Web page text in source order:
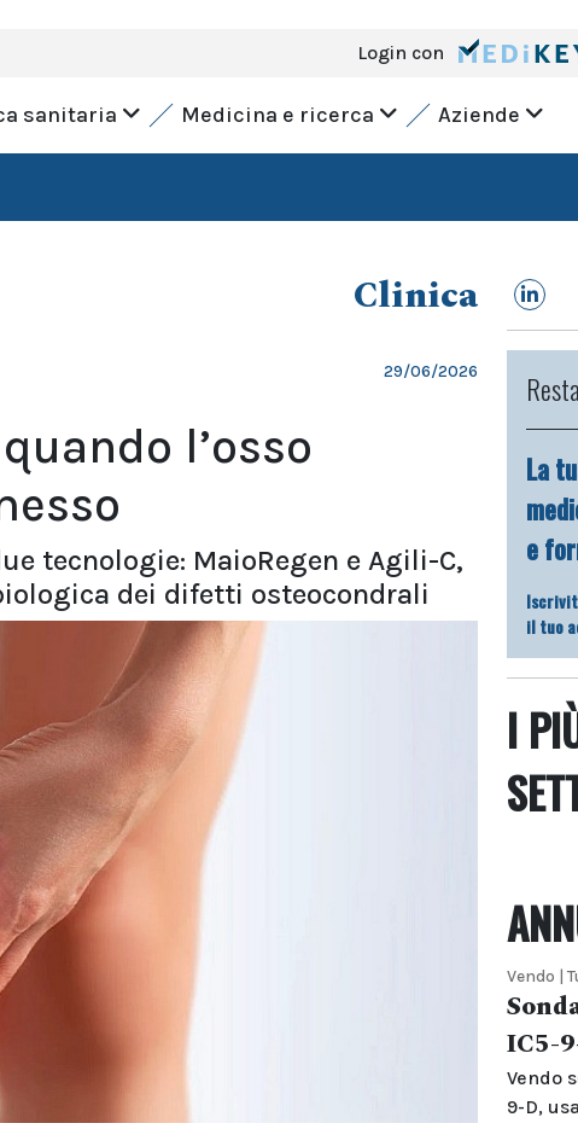
Login con
sanitaria Medicina e ricerca Aziende
Clinica
29/06/2026
l’osso
tecnologie: MaioRegen e Agili-C,
dei difetti osteocondrali
La
e
il tuo
I
Vendo |
IC5-
Vendo
9-D,